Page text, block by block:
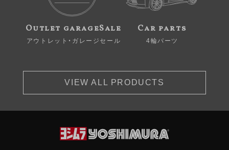
Outlet garageSale
アウトレット・ガレージセール
Car parts
4輪パーツ
VIEW ALL PRODUCTS